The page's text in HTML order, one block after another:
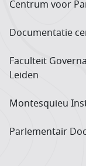
Centrum voor
Documentatie
Faculteit
Leiden
Montesquieu
Parlementair